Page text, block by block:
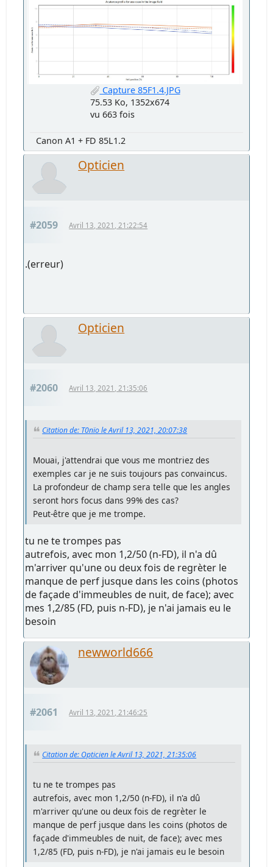
Capture 85F1.4.JPG
75.53 Ko, 1352x674
vu 663 fois
Canon A1 + FD 85L1.2
Opticien
#2059 Avril 13, 2021, 21:22:54
.(erreur)
Opticien
#2060 Avril 13, 2021, 21:35:06
Citation de: T0nïo le Avril 13, 2021, 20:07:38
Mouai, j'attendrai que vous me montriez des
exemples car je ne suis toujours pas convaincus.
La profondeur de champ sera telle que les angles
seront hors focus dans 99% des cas?
Peut-être que je me trompe.
tu ne te trompes pas
autrefois, avec mon 1,2/50 (n-FD), il n'a dû
m'arriver qu'une ou deux fois de regrèter le
manque de perf jusque dans les coins (photos
de façade d'immeubles de nuit, de face); avec
mes 1,2/85 (FD, puis n-FD), je n'ai jamais eu le
besoin
newworld666
#2061 Avril 13, 2021, 21:46:25
Citation de: Opticien le Avril 13, 2021, 21:35:06
tu ne te trompes pas
autrefois, avec mon 1,2/50 (n-FD), il n'a dû
m'arriver qu'une ou deux fois de regrèter le
manque de perf jusque dans les coins (photos de
façade d'immeubles de nuit, de face); avec mes
1,2/85 (FD, puis n-FD), je n'ai jamais eu le besoin